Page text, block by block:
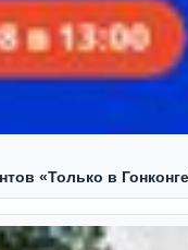
«Только в